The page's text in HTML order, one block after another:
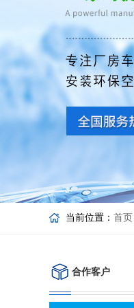
当前位置： 首页
合作客户